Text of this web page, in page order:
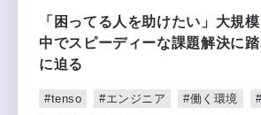
「困ってる人を助けたい」大規
中でスピーディーな課題解決に
に迫る
#tenso #エンジニア #働く環境